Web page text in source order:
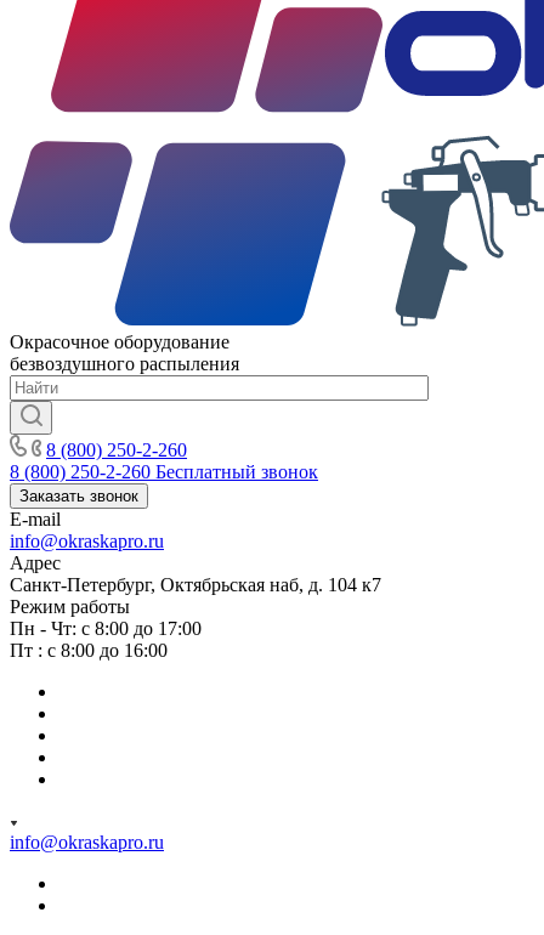
Окрасочное оборудование
безвоздушного распыления
8 (800) 250-2-260
8 (800) 250-2-260 Бесплатный звонок
Заказать звонок
E-mail
info@okraskapro.ru
Адрес
Санкт-Петербург, Октябрьская наб, д. 104 к7
Режим работы
Пн - Чт: с 8:00 до 17:00
Пт : с 8:00 до 16:00
info@okraskapro.ru